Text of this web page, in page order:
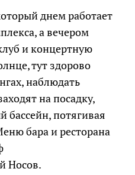
днем работает
а вечером
и концертную
тут здорово
наблюдать
на посадку,
бассейн, потягивая
бара и ресторана
Носов.